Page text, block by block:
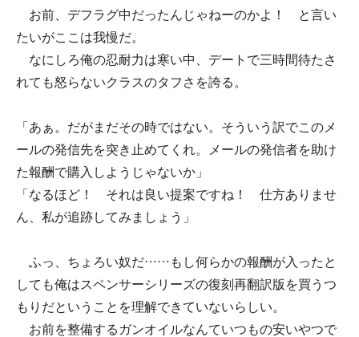
お前、デフラグ中だったんじゃねーのかよ！ と言い
たいがここは我慢だ。
なにしろ俺の忍耐力は寒い中、デートで三時間待たさ
れても怒らないクラスのタフさを誇る。
「あぁ。だがまだその時ではない。そういう訳でこのメ
ールの発信先を突き止めてくれ。メールの発信者を助け
た報酬で購入しようじゃないか」
「なるほど！ それは良い提案ですね！ 仕方ありませ
ん、私が追跡してみましょう」
ふっ、ちょろい奴だ……もし何らかの報酬が入ったと
しても俺はスペンサーシリーズの復刻再翻訳版を買うつ
もりだということを理解できていないらしい。
お前を整備するガンオイルなんていつもの安いやつで